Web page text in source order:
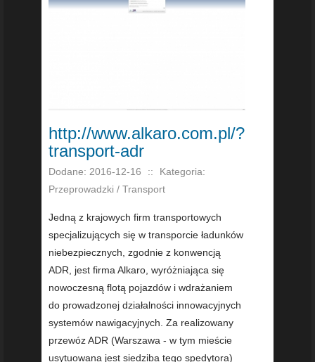
http://www.alkaro.com.pl/?
transport-adr
Dodane: 2016-12-16 ::
Kategoria:
Przeprowadzki / Transport
Jedną z krajowych firm transportowych
specjalizujących się w transporcie ładunków
niebezpiecznych, zgodnie z konwencją
ADR, jest firma Alkaro, wyróżniająca się
nowoczesną flotą pojazdów i wdrażaniem
do prowadzonej działalności innowacyjnych
systemów nawigacyjnych. Za realizowany
przewóz ADR (Warszawa - w tym mieście
usytuowana jest siedziba tego spedytora)